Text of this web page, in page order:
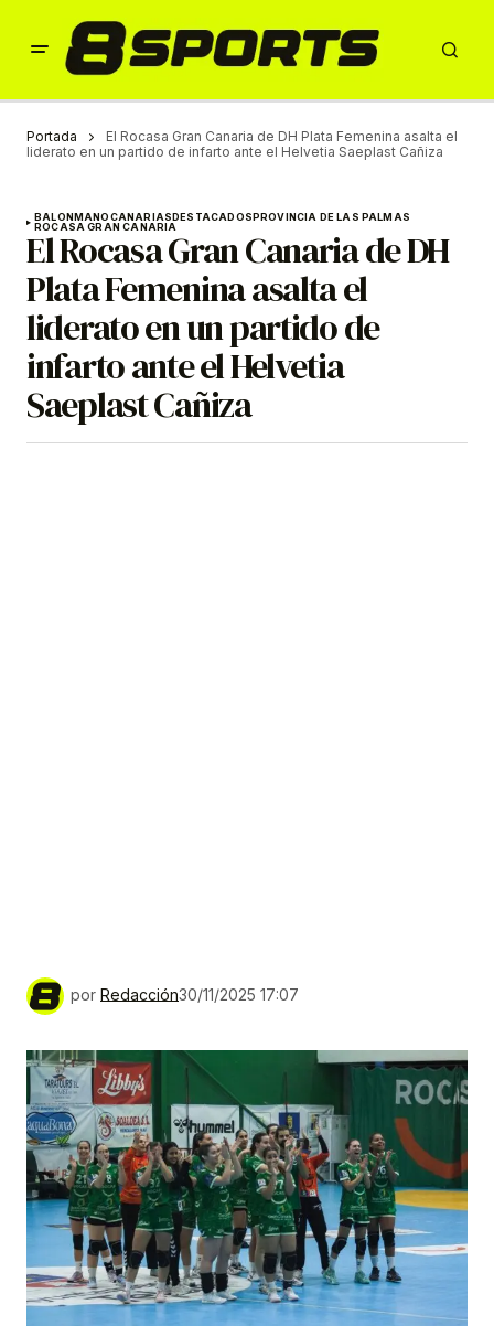
Portada
El Rocasa Gran Canaria de DH Plata Femenina asalta el
liderato en un partido de infarto ante el Helvetia Saeplast Cañiza
BALONMANOCANARIASDESTACADOSPROVINCIA DE LAS PALMAS
ROCASA GRAN CANARIA
El Rocasa Gran Canaria de DH
Plata Femenina asalta el
liderato en un partido de
infarto ante el Helvetia
Saeplast Cañiza
por Redacción30/11/2025 17:07